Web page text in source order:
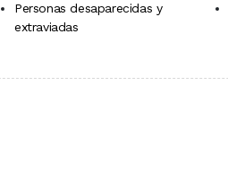
Personas desaparecidas y
extraviadas